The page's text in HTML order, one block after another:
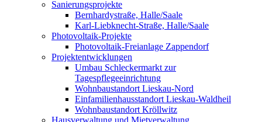
Sanierungsprojekte
Bernhardystraße, Halle/Saale
Karl-Liebknecht-Straße, Halle/Saale
Photovoltaik-Projekte
Photovoltaik-Freianlage Zappendorf
Projektentwicklungen
Umbau Schleckermarkt zur
Tagespflegeeinrichtung
Wohnbaustandort Lieskau-Nord
Einfamilienhausstandort Lieskau-Waldheil
Wohnbaustandort Kröllwitz
Hausverwaltung und Mietverwaltung